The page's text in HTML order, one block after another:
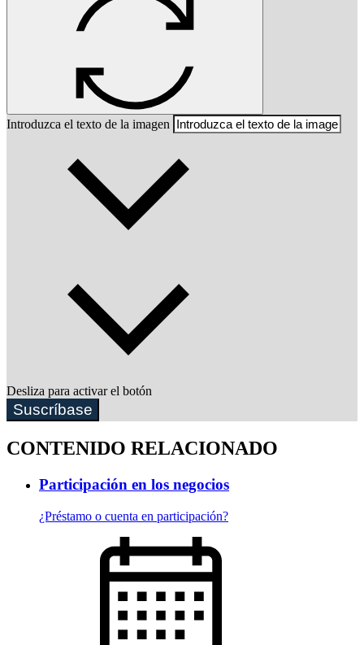
Introduzca el texto de la imagen
Desliza para activar el botón
Suscríbase
CONTENIDO RELACIONADO
Participación en los negocios
¿Préstamo o cuenta en participación?